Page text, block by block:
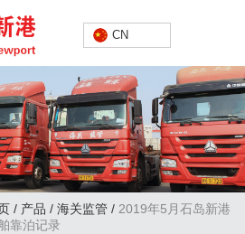
中文
CN
/ 产品 / 海关监管 / 2019年5月石岛新港
靠泊记录